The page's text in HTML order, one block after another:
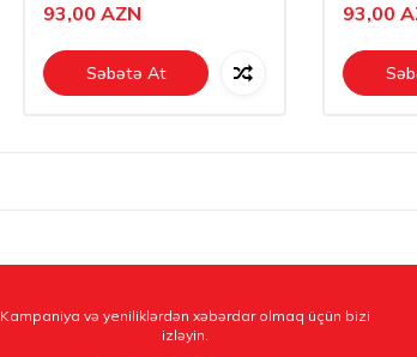
93,00 AZN
Səbətə At
93,00
Kampaniya və yeniliklərdən xəbərdar olmaq üçün bizi
izləyin.